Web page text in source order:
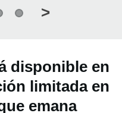
>
disponible en
limitada en
emana